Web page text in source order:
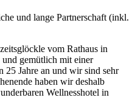
vom Rathaus in
gemütlich mit einer
25 Jahre an und wir sind sehr
haben wir deshalb
Wellnesshotel in